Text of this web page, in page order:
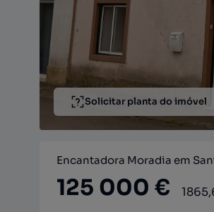
Solicitar planta do imóvel
Encantadora Moradia em
125 000 €